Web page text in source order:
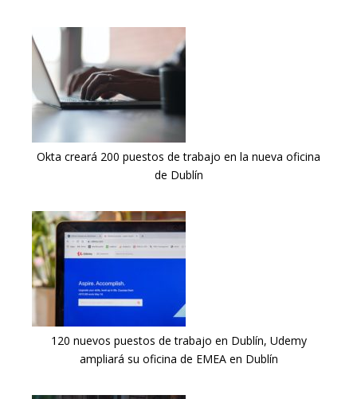
Okta creará 200 puestos de trabajo en la nueva oficina
de Dublín
120 nuevos puestos de trabajo en Dublín, Udemy
ampliará su oficina de EMEA en Dublín